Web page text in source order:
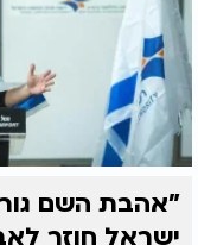
"אהבת השם
ישראל חוזר